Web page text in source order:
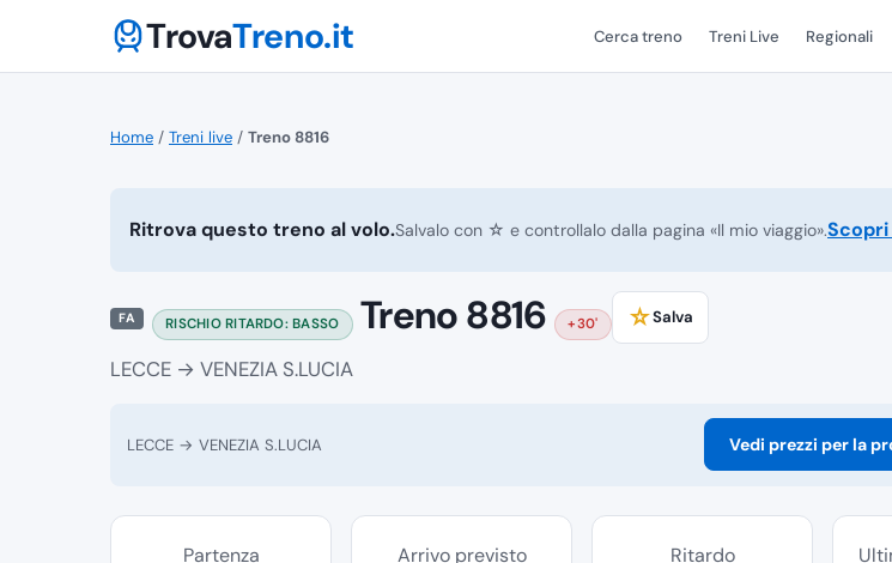
TrovaTreno.it Cerca treno Treni Live Regionali
Home / Treni live / Treno 8816
Ritrova questo treno al volo.Salvalo con ☆ e controllalo dalla pagina «Il mio viaggio».Scopri
FA RISCHIO RITARDO: BASSO Treno 8816 +30' ☆Salva
LECCE → VENEZIA S.LUCIA
LECCE → VENEZIA S.LUCIA Vedi prezzi per la
Partenza Arrivo previsto Ritardo